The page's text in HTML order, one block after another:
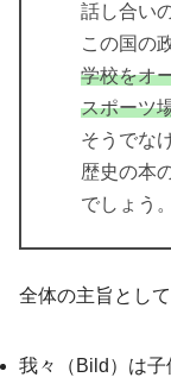
話し合い
この国の
学校をオ
スポーツ
そうでな
歴史の本
でしょう。
全体の主旨とし
我々（Bild）は子